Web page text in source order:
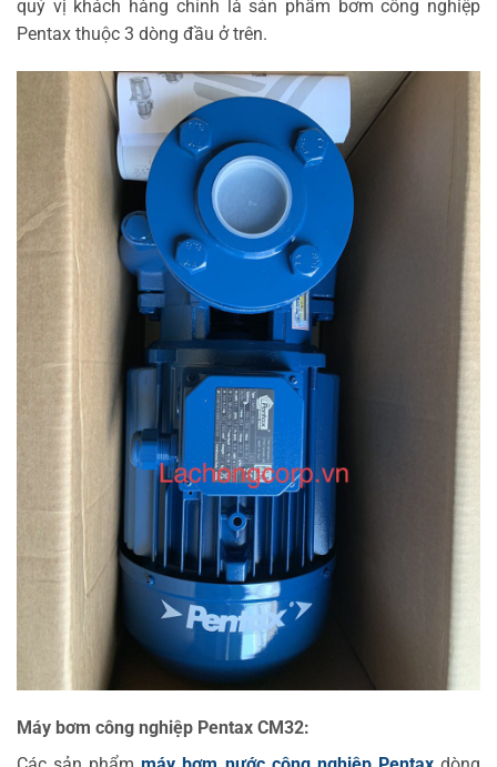
quý vị khách hàng chính là sản phẩm bơm công nghiệp
Pentax thuộc 3 dòng đầu ở trên.
Máy bơm công nghiệp Pentax CM32: